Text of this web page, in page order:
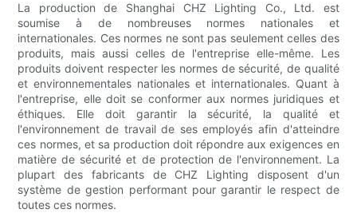
La production de Shanghai CHZ Lighting Co., Ltd. est
soumise à de nombreuses normes nationales et
internationales. Ces normes ne sont pas seulement celles des
produits, mais aussi celles de l'entreprise elle-même. Les
produits doivent respecter les normes de sécurité, de qualité
et environnementales nationales et internationales. Quant à
l'entreprise, elle doit se conformer aux normes juridiques et
éthiques. Elle doit garantir la sécurité, la qualité et
l'environnement de travail de ses employés afin d'atteindre
ces normes, et sa production doit répondre aux exigences en
matière de sécurité et de protection de l'environnement. La
plupart des fabricants de CHZ Lighting disposent d'un
système de gestion performant pour garantir le respect de
toutes ces normes.